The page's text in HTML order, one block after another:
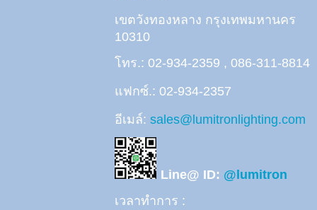
เขตวังทองหลาง กรุงเทพมหานคร
10310
โทร.: 02-934-2359 , 086-311-8814
แฟกซ์.: 02-934-2357
อีเมล์: sales@lumitronlighting.com
Line@ ID: @lumitron
เวลาทำการ :